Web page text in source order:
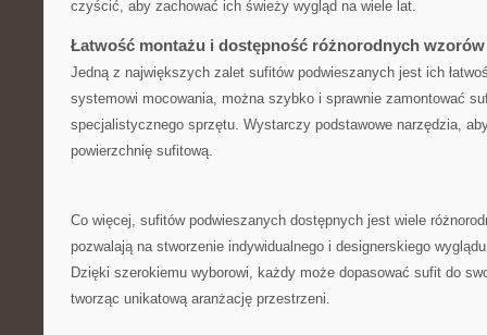
czyścić, aby ‌zachować ⁤ich‌ świeży wygląd na wiele‌ lat.
Łatwość montażu i dostępność różnorodnych
Jedną z największych ⁢zalet sufitów podwieszanych jest ich​
systemowi‍ mocowania, można​ szybko⁤ i sprawnie⁤ zamontować
specjalistycznego sprzętu. ‍Wystarczy podstawowe narzędzia,
powierzchnię sufitową.
Co więcej, sufitów podwieszanych dostępnych jest ‍wiele
⁤pozwalają na⁢ stworzenie indywidualnego i designerskiego
Dzięki szerokiemu wyborowi, każdy​ może dopasować‌ sufit do
tworząc unikatową aranżację⁢ przestrzeni.